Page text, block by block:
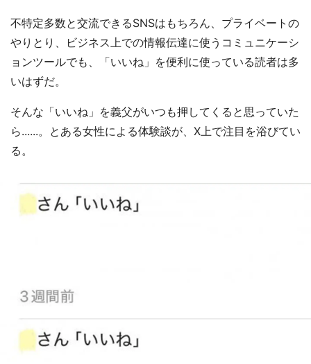
不特定多数と交流できるSNSはもちろん、プライベートの
やりとり、ビジネス上での情報伝達に使うコミュニケーシ
ョンツールでも、「いいね」を便利に使っている読者は多
いはずだ。
そんな「いいね」を義父がいつも押してくると思っていた
ら......。とある女性による体験談が、X上で注目を浴びてい
る。